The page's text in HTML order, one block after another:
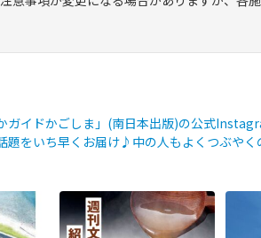
イドかごしま」(南日本出版)の公式
をいち早くお届け♪中の人もよくつぶやく
】〜鹿
仙巌園
【fromよかガイド】～かごかご
. jpからのお知らせ ～
...
今